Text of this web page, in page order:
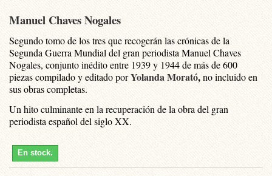
Manuel Chaves Nogales
Segundo tomo de los tres que recogerán las crónicas de la
Segunda Guerra Mundial del gran periodista Manuel Chaves
Nogales, conjunto inédito entre 1939 y 1944 de más de 600
piezas compilado y editado porYolanda Morató,no incluido en
sus obras completas.
Un hito culminante en la recuperación de la obra del gran
periodista español del siglo XX.
En stock.